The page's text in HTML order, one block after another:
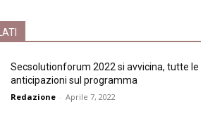
Secsolutionforum 2022 si avvicina, tutte le
anticipazioni sul programma
Redazione - Aprile 7, 2022